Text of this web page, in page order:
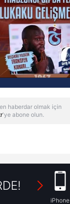
haberdar olmak için
'ye abone olun.
iPhone